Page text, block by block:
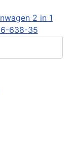
2 in 1
638-35